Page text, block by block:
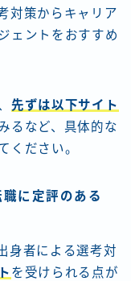
対策からキャリア
ェントをおすすめ
先ずは以下サイト
るなど、具体的な
ください。
に定評のある
身者による選考対
を受けられる点が